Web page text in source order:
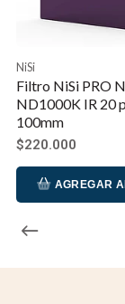
NiSi
Filtro NiSi PRO
ND1000K IR 20
100mm
$220.000
AGREGAR